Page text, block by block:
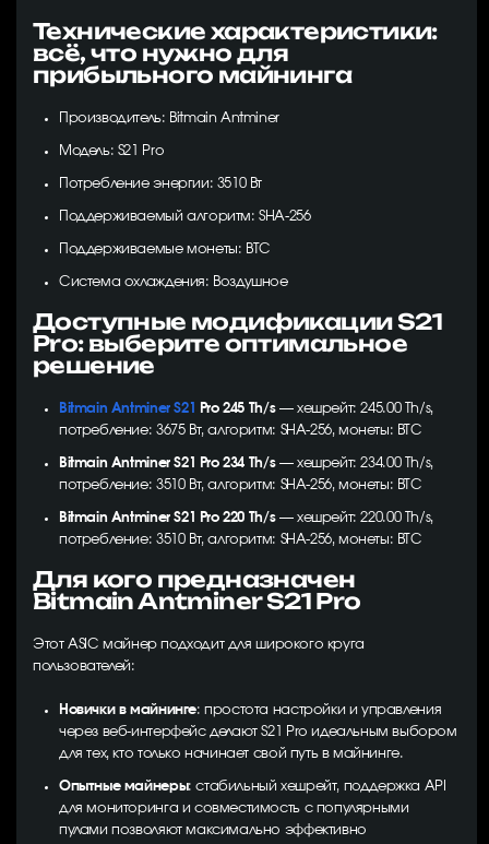
Технические характеристики:
всё, что нужно для
прибыльного майнинга
Производитель: Bitmain Antminer
Модель: S21 Pro
Потребление энергии: 3510 Вт
Поддерживаемый алгоритм: SHA-256
Поддерживаемые монеты: BTC
Система охлаждения: Воздушное
Доступные модификации S21
Pro: выберите оптимальное
решение
Bitmain Antminer S21 Pro 245 Th/s— хешрейт: 245.00 Th/s,
потребление: 3675 Вт, алгоритм: SHA-256, монеты: BTC
Bitmain Antminer S21 Pro 234 Th/s— хешрейт: 234.00 Th/s,
потребление: 3510 Вт, алгоритм: SHA-256, монеты: BTC
Bitmain Antminer S21 Pro 220 Th/s— хешрейт: 220.00 Th/s,
потребление: 3510 Вт, алгоритм: SHA-256, монеты: BTC
Для кого предназначен
Bitmain Antminer S21 Pro
Этот ASIC майнер подходит для широкого круга
пользователей:
Новички в майнинге: простота настройки и управления
через веб-интерфейс делают S21 Pro идеальным выбором
для тех, кто только начинает свой путь в майнинге.
Опытные майнеры: стабильный хешрейт, поддержка API
для мониторинга и совместимость с популярными
пулами позволяют максимально эффективно